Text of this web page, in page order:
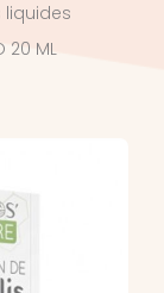
liquides
20 ML